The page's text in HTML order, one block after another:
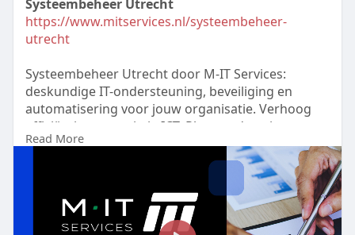
Systeembeheer Utrecht
https://www.mitservices.nl/systeembeheer-
utrecht
Systeembeheer Utrecht door M-IT Services:
deskundige IT-ondersteuning, beveiliging en
automatisering voor jouw organisatie. Verhoog
efficiëntie en rust in je ICT. Plan vandaag je
consult!
Read More